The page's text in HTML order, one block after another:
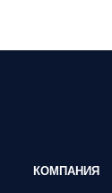
КОМПАНИЯ